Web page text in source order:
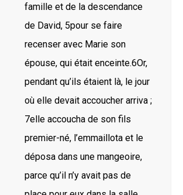
famille et de la descendance
de David, 5pour se faire
recenser avec Marie son
épouse, qui était enceinte.6Or,
pendant qu’ils étaient là, le jour
où elle devait accoucher arriva ;
7elle accoucha de son fils
premier-né, l’emmaillota et le
déposa dans une mangeoire,
parce qu’il n’y avait pas de